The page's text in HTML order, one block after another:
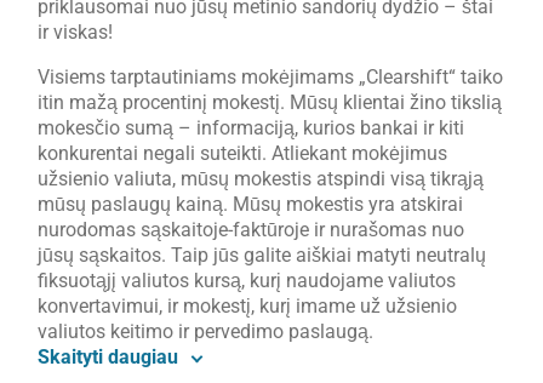
priklausomai nuo jūsų metinio sandorių dydžio – štai
ir viskas!
Visiems tarptautiniams mokėjimams „Clearshift“ taiko
itin mažą procentinį mokestį. Mūsų klientai žino tikslią
mokesčio sumą – informaciją, kurios bankai ir kiti
konkurentai negali suteikti. Atliekant mokėjimus
užsienio valiuta, mūsų mokestis atspindi visą tikrąją
mūsų paslaugų kainą. Mūsų mokestis yra atskirai
nurodomas sąskaitoje-faktūroje ir nurašomas nuo
jūsų sąskaitos. Taip jūs galite aiškiai matyti neutralų
fiksuotąjį valiutos kursą, kurį naudojame valiutos
konvertavimui, ir mokestį, kurį imame už užsienio
valiutos keitimo ir pervedimo paslaugą.
Skaityti daugiau